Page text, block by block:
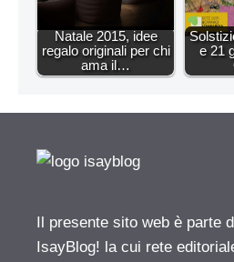
Natale 2015, idee
regalo originali per chi
ama il…
e 21
Il presente sito web è parte
IsayBlog! la cui rete